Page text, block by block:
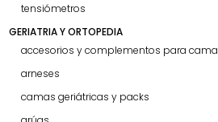
tensiómetros
GERIATRIA Y ORTOPEDIA
accesorios y complementos para cama
arneses
camas geriátricas y packs